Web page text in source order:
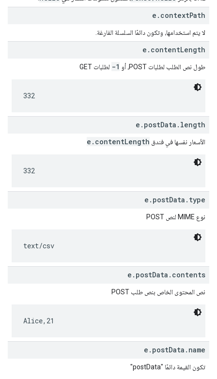
e.contextPath
لا يتم استخدامها، وتكون دائمًا السلسلة الفارغة.
e.contentLength
طول نص الطلب لطلبات POST، أو -1 لطلبات GET
332
e.postData.length
الأسعار نفسها في فندق e.contentLength
332
e.postData.type
نوع MIME لنص POST
text/csv
e.postData.contents
نص المحتوى الخاص بنص طلب POST
Alice,21
e.postData.name
تكون القيمة دائمًا "postData"